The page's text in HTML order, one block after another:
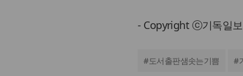
- Copyright ⓒ기독일
#도서출판샘솟는기쁨 #